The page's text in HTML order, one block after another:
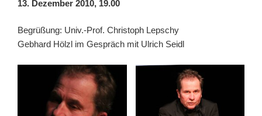
13. Dezember 2010, 19.00
Begrüßung: Univ.-Prof. Christoph Lepschy
Gebhard Hölzl im Gespräch mit Ulrich Seidl